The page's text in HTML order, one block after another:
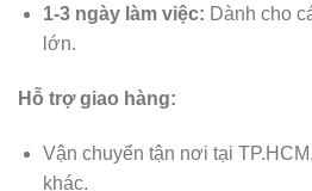
1-3 ngày làm việc: Dành cho
lớn.
Hỗ trợ giao hàng:
Vận chuyển tận nơi tại
khác.